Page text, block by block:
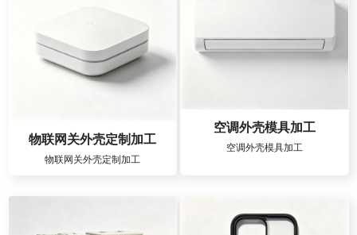
物联网关外壳定制加工
物联网关外壳定制加工
空调外壳模具加工
空调外壳模具加工